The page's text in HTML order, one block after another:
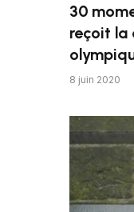
30
reçoit la
8 juin 2020